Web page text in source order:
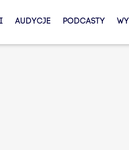
AUDYCJE PODCASTY